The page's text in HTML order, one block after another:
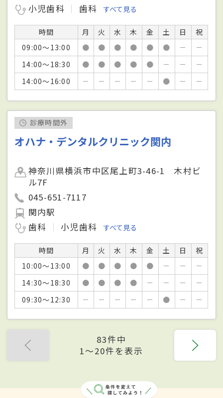
小児歯科
歯科 すべて見る
時間 月 火 水 木 金 土 日
祝
09:00～13:00
● ● ● ● ● ● －
－
14:00～18:30
● ● ● ● ● － －
－
14:00～16:00
－ － － － － ● － －
診療時間外
オハナ・デンタルクリニック関内
神奈川県横浜市中区尾上町3-46-1 木村ビ
ル7F
045-651-7117
関内駅
歯科
小児歯科 すべて見る
時間 月 火 水 木 金 土 日
祝
10:00～13:00
● ● ● ● ● － －
－
14:30～18:30
● ● ● ● － － －
－
09:30～12:30
－ － － － － ● － －
83件中
1〜20件を表示